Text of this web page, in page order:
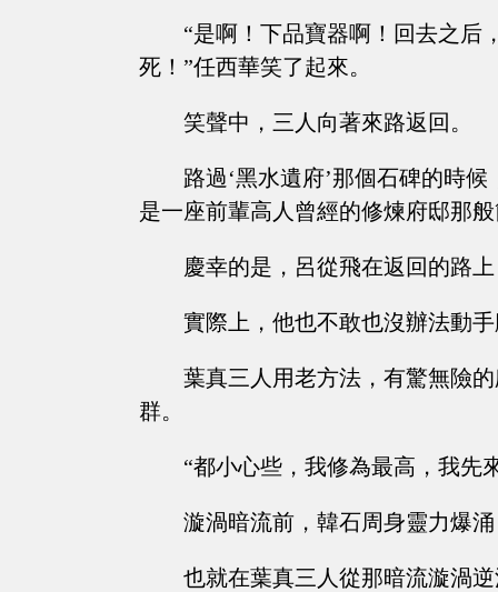
“是啊！下品寶器啊！回去之后
死！”任西華笑了起來。
笑聲中，三人向著來路返回。
路過‘黑水遺府’那個石碑的時
是一座前輩高人曾經的修煉府邸那
慶幸的是，呂從飛在返回的路
實際上，他也不敢也沒辦法動
葉真三人用老方法，有驚無險
群。
“都小心些，我修為最高，我先
漩渦暗流前，韓石周身靈力爆
也就在葉真三人從那暗流漩渦